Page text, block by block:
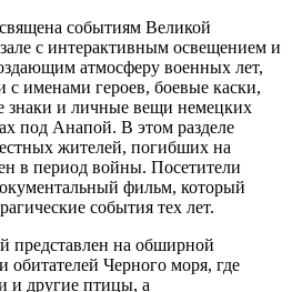
событиям Великой
с интерактивным освещением и
атмосферу военных лет,
с именами героев, боевые каски,
знаки и личные вещи немецких
под Анапой. В этом разделе
жителей, погибших на
в период войны. Посетители
фильм, который
события тех лет.
представлен на обширной
обитателей Черного моря, где
и другие птицы, а